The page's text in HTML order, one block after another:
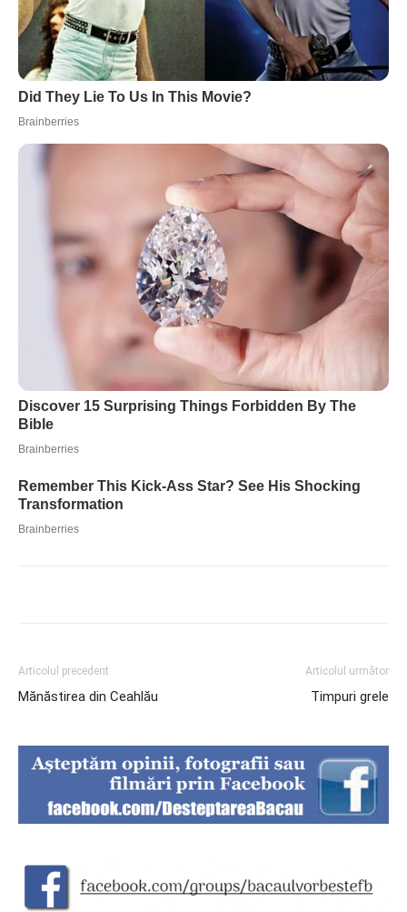
Articolul precedent
Mănăstirea din Ceahlău
Articolul următor
Timpuri grele